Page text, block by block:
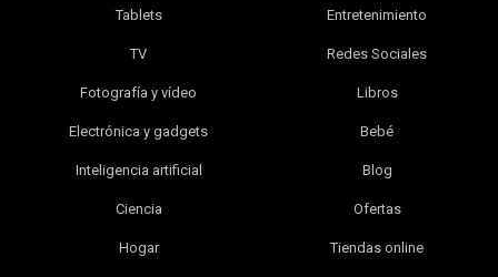
Tablets
TV
Fotografía y vídeo
Electrónica y gadgets
Inteligencia artificial
Ciencia
Hogar
Entretenimiento
Redes Sociales
Libros
Bebé
Blog
Ofertas
Tiendas online